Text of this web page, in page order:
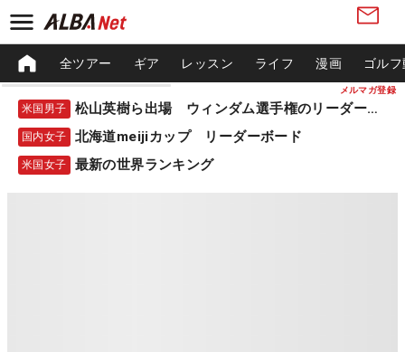
メルマガ登録
全ツアー ギア レッスン ライフ 漫画 ゴル
米国男子 松山英樹ら出場 ウィンダム選手権のリーダーボード
国内女子 北海道meijiカップ リーダーボード
米国女子 最新の世界ランキング